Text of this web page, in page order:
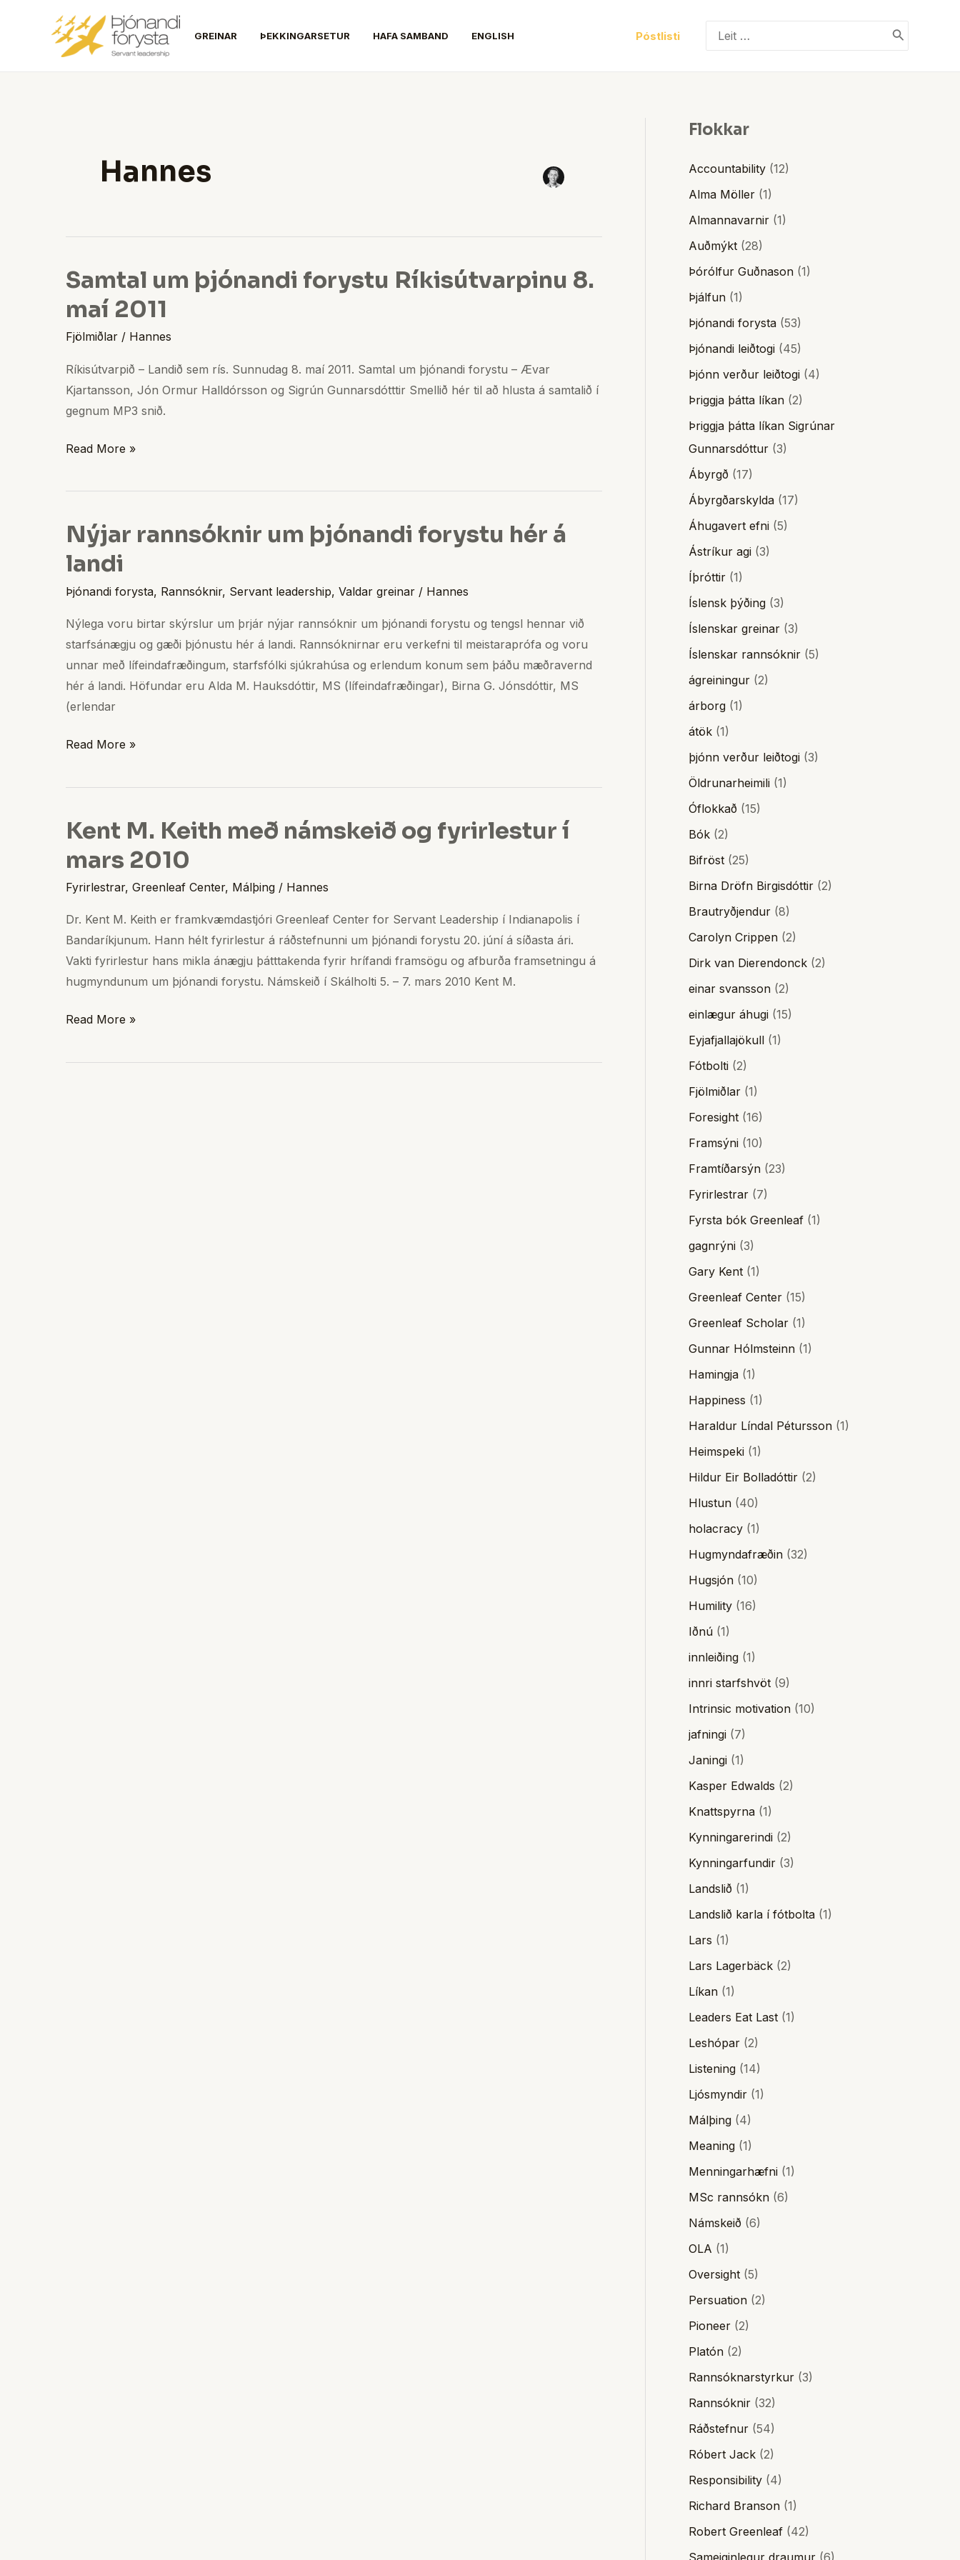
GREINAR ÞEKKINGARSETUR HAFA SAMBAND ENGLISH Póstlisti
Search
for:
Hannes
Samtal um þjónandi forystu Ríkisútvarpinu 8.
maí 2011
Fjölmiðlar / Hannes
Ríkisútvarpið – Landið sem rís. Sunnudag 8. maí 2011. Samtal um þjónandi forystu – Ævar
Kjartansson, Jón Ormur Halldórsson og Sigrún Gunnarsdótttir Smellið hér til að hlusta á samtalið í
gegnum MP3 snið.
Samtal
þjónandi
forystu
maí
2011
Read More »
Nýjar rannsóknir um þjónandi forystu hér á
landi
Þjónandi forysta, Rannsóknir, Servant leadership, Valdar greinar / Hannes
Nýlega voru birtar skýrslur um þrjár nýjar rannsóknir um þjónandi forystu og tengsl hennar við
starfsánægju og gæði þjónustu hér á landi. Rannsóknirnar eru verkefni til meistaraprófa og voru
unnar með lífeindafræðingum, starfsfólki sjúkrahúsa og erlendum konum sem þáðu mæðravernd
hér á landi. Höfundar eru Alda M. Hauksdóttir, MS (lífeindafræðingar), Birna G. Jónsdóttir, MS
(erlendar
Nýjar
rannsóknir
um
þjónandi
hér
Read More »
Kent M. Keith með námskeið og fyrirlestur í
mars 2010
Fyrirlestrar, Greenleaf Center, Málþing / Hannes
Dr. Kent M. Keith er framkvæmdastjóri Greenleaf Center for Servant Leadership í Indianapolis í
Bandaríkjunum. Hann hélt fyrirlestur á ráðstefnunni um þjónandi forystu 20. júní á síðasta ári.
Vakti fyrirlestur hans mikla ánægju þátttakenda fyrir hrífandi framsögu og afburða framsetningu á
hugmyndunum um þjónandi forystu. Námskeið í Skálholti 5. – 7. mars 2010 Kent M.
Kent
Keith
með
fyrirlestur
mars
2010
Read More »
Flokkar
Accountability (12)
Alma Möller (1)
Almannavarnir (1)
Auðmýkt (28)
Þórólfur Guðnason (1)
Þjálfun (1)
Þjónandi forysta (53)
Þjónandi leiðtogi (45)
Þjónn verður leiðtogi (4)
Þriggja þátta líkan (2)
Þriggja þátta líkan Sigrúnar
Gunnarsdóttur (3)
Ábyrgð (17)
Ábyrgðarskylda (17)
Áhugavert efni (5)
Ástríkur agi (3)
Íþróttir (1)
Íslensk þýðing (3)
Íslenskar greinar (3)
Íslenskar rannsóknir (5)
ágreiningur (2)
árborg (1)
átök (1)
þjónn verður leiðtogi (3)
Öldrunarheimili (1)
Óflokkað (15)
Bók (2)
Bifröst (25)
Birna Dröfn Birgisdóttir (2)
Brautryðjendur (8)
Carolyn Crippen (2)
Dirk van Dierendonck (2)
einar svansson (2)
einlægur áhugi (15)
Eyjafjallajökull (1)
Fótbolti (2)
Fjölmiðlar (1)
Foresight (16)
Framsýni (10)
Framtíðarsýn (23)
Fyrirlestrar (7)
Fyrsta bók Greenleaf (1)
gagnrýni (3)
Gary Kent (1)
Greenleaf Center (15)
Greenleaf Scholar (1)
Gunnar Hólmsteinn (1)
Hamingja (1)
Happiness (1)
Haraldur Líndal Pétursson (1)
Heimspeki (1)
Hildur Eir Bolladóttir (2)
Hlustun (40)
holacracy (1)
Hugmyndafræðin (32)
Hugsjón (10)
Humility (16)
Iðnú (1)
innleiðing (1)
innri starfshvöt (9)
Intrinsic motivation (10)
jafningi (7)
Janingi (1)
Kasper Edwalds (2)
Knattspyrna (1)
Kynningarerindi (2)
Kynningarfundir (3)
Landslið (1)
Landslið karla í fótbolta (1)
Lars (1)
Lars Lagerbäck (2)
Líkan (1)
Leaders Eat Last (1)
Leshópar (2)
Listening (14)
Ljósmyndir (1)
Málþing (4)
Meaning (1)
Menningarhæfni (1)
MSc rannsókn (6)
Námskeið (6)
OLA (1)
Oversight (5)
Persuation (2)
Pioneer (2)
Platón (2)
Rannsóknarstyrkur (3)
Rannsóknir (32)
Ráðstefnur (54)
Róbert Jack (2)
Responsibility (4)
Richard Branson (1)
Robert Greenleaf (42)
Sameiginlegur draumur (6)